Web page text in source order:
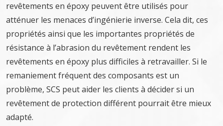
revêtements en époxy peuvent être utilisés pour
atténuer les menaces d’ingénierie inverse. Cela dit, ces
propriétés ainsi que les importantes propriétés de
résistance à l’abrasion du revêtement rendent les
revêtements en époxy plus difficiles à retravailler. Si le
remaniement fréquent des composants est un
problème, SCS peut aider les clients à décider si un
revêtement de protection différent pourrait être mieux
adapté.